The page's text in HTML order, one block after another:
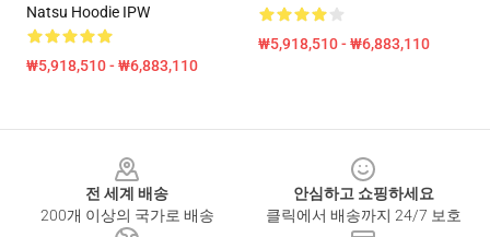
Natsu Hoodie IPW
₩5,918,510 - ₩6,883,110
₩5,918,510 - ₩6,883,110
전 세계 배송
200개 이상의 국가로 배송
안심하고 쇼핑하세요
클릭에서 배송까지 24/7 보호